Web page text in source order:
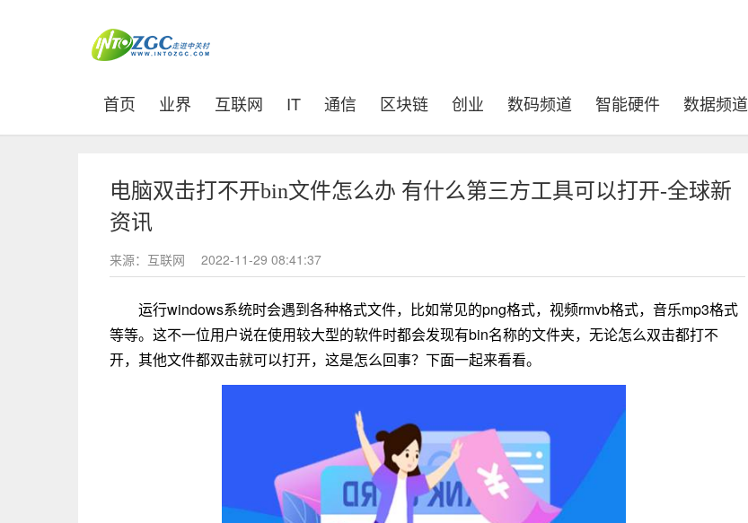
首页 (current)
业界 互联网 IT 通信 区块链 创业 数码频道 智能硬件 数据频道
电脑双击打不开bin文件怎么办 有什么第三方工具可以打开-全球新
资讯
来源：互联网 2022-11-29 08:41:37
运行windows系统时会遇到各种格式文件，比如常见的png格式，视频rmvb格式，音乐mp3格式
等等。这不一位用户说在使用较大型的软件时都会发现有bin名称的文件夹，无论怎么双击都打不
开，其他文件都双击就可以打开，这是怎么回事？下面一起来看看。